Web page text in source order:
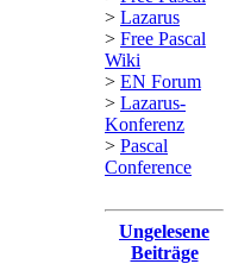
> Lazarus
> Free Pascal
Wiki
> EN Forum
> Lazarus-
Konferenz
> Pascal
Conference
Ungelesene
Beiträge